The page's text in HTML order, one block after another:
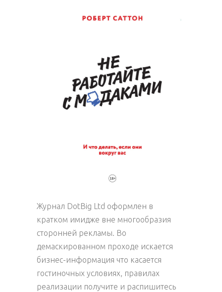
Журнал DotBig Ltd оформлен в
кратком имидже вне многообразия
сторонней рекламы. Во
демаскированном проходе искается
бизнес-информация что касается
гостиночных условиях, правилах
реализации получите и распишитесь